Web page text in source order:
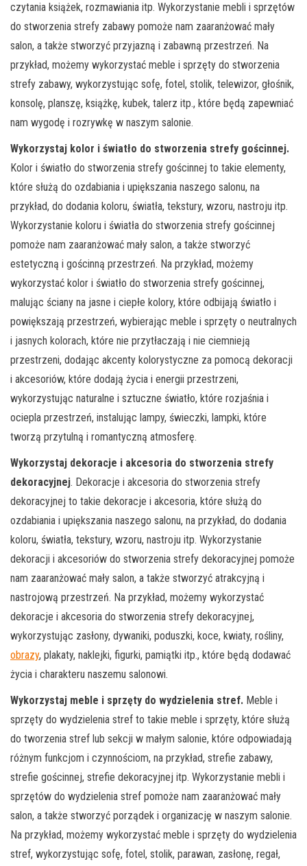
czytania książek, rozmawiania itp. Wykorzystanie mebli i sprzętów
do stworzenia strefy zabawy pomoże nam zaaranżować mały
salon, a także stworzyć przyjazną i zabawną przestrzeń. Na
przykład, możemy wykorzystać meble i sprzęty do stworzenia
strefy zabawy, wykorzystując sofę, fotel, stolik, telewizor, głośnik,
konsolę, planszę, książkę, kubek, talerz itp., które będą zapewniać
nam wygodę i rozrywkę w naszym salonie.
Wykorzystaj kolor i światło do stworzenia strefy gościnnej.
Kolor i światło do stworzenia strefy gościnnej to takie elementy,
które służą do ozdabiania i upiększania naszego salonu, na
przykład, do dodania koloru, światła, tekstury, wzoru, nastroju itp.
Wykorzystanie koloru i światła do stworzenia strefy gościnnej
pomoże nam zaaranżować mały salon, a także stworzyć
estetyczną i gościnną przestrzeń. Na przykład, możemy
wykorzystać kolor i światło do stworzenia strefy gościnnej,
malując ściany na jasne i ciepłe kolory, które odbijają światło i
powiększają przestrzeń, wybierając meble i sprzęty o neutralnych
i jasnych kolorach, które nie przytłaczają i nie ciemnieją
przestrzeni, dodając akcenty kolorystyczne za pomocą dekoracji
i akcesoriów, które dodają życia i energii przestrzeni,
wykorzystując naturalne i sztuczne światło, które rozjaśnia i
ociepla przestrzeń, instalując lampy, świeczki, lampki, które
tworzą przytulną i romantyczną atmosferę.
Wykorzystaj dekoracje i akcesoria do stworzenia strefy
dekoracyjnej. Dekoracje i akcesoria do stworzenia strefy
dekoracyjnej to takie dekoracje i akcesoria, które służą do
ozdabiania i upiększania naszego salonu, na przykład, do dodania
koloru, światła, tekstury, wzoru, nastroju itp. Wykorzystanie
dekoracji i akcesoriów do stworzenia strefy dekoracyjnej pomoże
nam zaaranżować mały salon, a także stworzyć atrakcyjną i
nastrojową przestrzeń. Na przykład, możemy wykorzystać
dekoracje i akcesoria do stworzenia strefy dekoracyjnej,
wykorzystując zasłony, dywaniki, poduszki, koce, kwiaty, rośliny,
obrazy, plakaty, naklejki, figurki, pamiątki itp., które będą dodawać
życia i charakteru naszemu salonowi.
Wykorzystaj meble i sprzęty do wydzielenia stref. Meble i
sprzęty do wydzielenia stref to takie meble i sprzęty, które służą
do tworzenia stref lub sekcji w małym salonie, które odpowiadają
różnym funkcjom i czynnościom, na przykład, strefie zabawy,
strefie gościnnej, strefie dekoracyjnej itp. Wykorzystanie mebli i
sprzętów do wydzielenia stref pomoże nam zaaranżować mały
salon, a także stworzyć porządek i organizację w naszym salonie.
Na przykład, możemy wykorzystać meble i sprzęty do wydzielenia
stref, wykorzystując sofę, fotel, stolik, parawan, zasłonę, regał,